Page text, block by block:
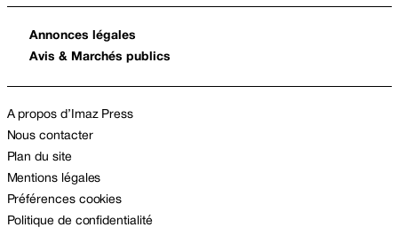
Annonces légales
Avis & Marchés publics
A propos d’Imaz Press
Nous contacter
Plan du site
Mentions légales
Préférences cookies
Politique de confidentialité